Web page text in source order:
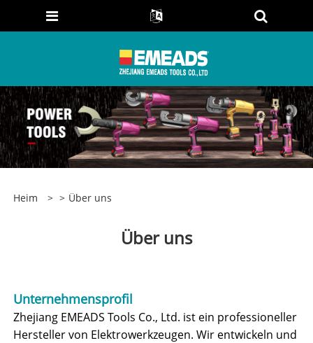
Heim > > Über uns
Über uns
Unternehmensprofil
Zhejiang EMEADS Tools Co., Ltd. ist ein professioneller
Hersteller von Elektrowerkzeugen. Wir entwickeln und